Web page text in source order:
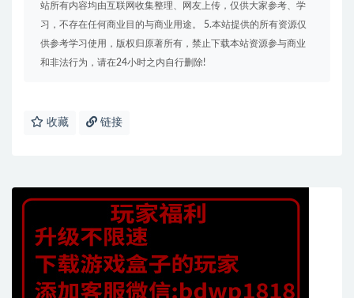
站所有内容均由互联网收集整理、网友上传，仅供大家参考、学
习，不存在任何商业目的与商业用途。 5.本站提供的所有资源仅
供参考学习使用，版权归原著所有，禁止下载本站资源参与商业
和非法行为，请在24小时之内自行删除!
收藏 链接